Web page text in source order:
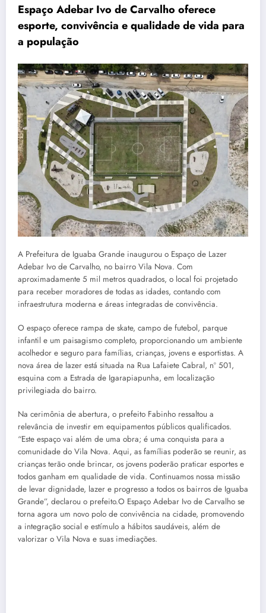
Espaço Adebar Ivo de Carvalho oferece
esporte, convivência e qualidade de vida para
a população
A Prefeitura de Iguaba Grande inaugurou o Espaço de Lazer
Adebar Ivo de Carvalho, no bairro Vila Nova. Com
aproximadamente 5 mil metros quadrados, o local foi projetado
para receber moradores de todas as idades, contando com
infraestrutura moderna e áreas integradas de convivência.
O espaço oferece rampa de skate, campo de futebol, parque
infantil e um paisagismo completo, proporcionando um ambiente
acolhedor e seguro para famílias, crianças, jovens e esportistas. A
nova área de lazer está situada na Rua Lafaiete Cabral, nº 501,
esquina com a Estrada de Igarapiapunha, em localização
privilegiada do bairro.
Na cerimônia de abertura, o prefeito Fabinho ressaltou a
relevância de investir em equipamentos públicos qualificados.
“Este espaço vai além de uma obra; é uma conquista para a
comunidade do Vila Nova. Aqui, as famílias poderão se reunir, as
crianças terão onde brincar, os jovens poderão praticar esportes e
todos ganham em qualidade de vida. Continuamos nossa missão
de levar dignidade, lazer e progresso a todos os bairros de Iguaba
Grande”, declarou o prefeito.O Espaço Adebar Ivo de Carvalho se
torna agora um novo polo de convivência na cidade, promovendo
a integração social e estímulo a hábitos saudáveis, além de
valorizar o Vila Nova e suas imediações.